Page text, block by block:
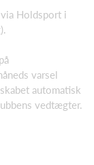
Holdsport i
varsel
automatisk
vedtægter.